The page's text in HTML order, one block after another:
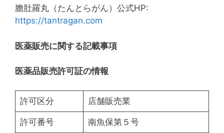
膽肚羅丸（たんとらがん）公式HP:
https://tantragan.com
医薬販売に関する記載事項
医薬品販売許可証の情報
許可区分 店舗販売業
許可番号 南魚保第５号